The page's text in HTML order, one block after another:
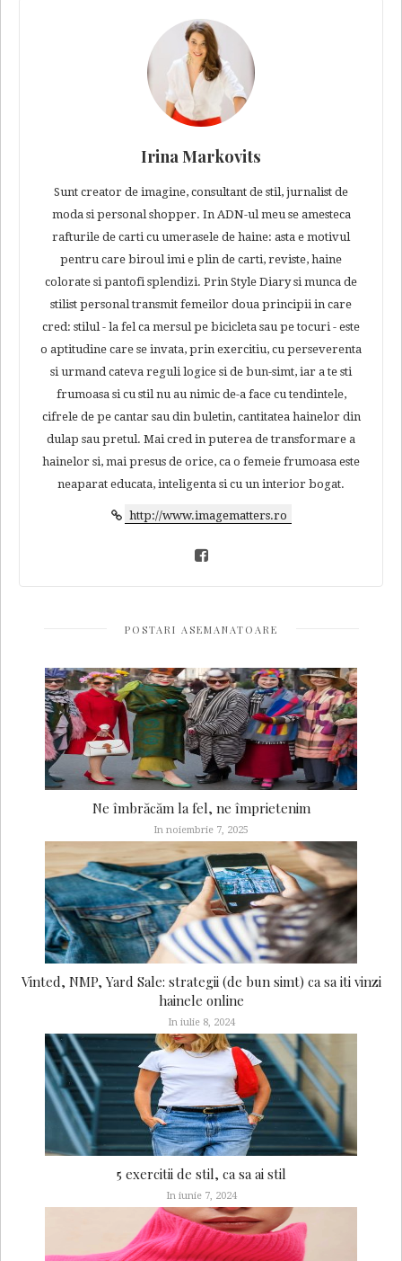
Irina Markovits
Sunt creator de imagine, consultant de stil, jurnalist de
moda si personal shopper. In ADN-ul meu se amesteca
rafturile de carti cu umerasele de haine: asta e motivul
pentru care biroul imi e plin de carti, reviste, haine
colorate si pantofi splendizi. Prin Style Diary si munca de
stilist personal transmit femeilor doua principii in care
cred: stilul - la fel ca mersul pe bicicleta sau pe tocuri - este
o aptitudine care se invata, prin exercitiu, cu perseverenta
si urmand cateva reguli logice si de bun-simt, iar a te sti
frumoasa si cu stil nu au nimic de-a face cu tendintele,
cifrele de pe cantar sau din buletin, cantitatea hainelor din
dulap sau pretul. Mai cred in puterea de transformare a
hainelor si, mai presus de orice, ca o femeie frumoasa este
neaparat educata, inteligenta si cu un interior bogat.
http://www.imagematters.ro
POSTARI ASEMANATOARE
Ne îmbrăcăm la fel, ne împrietenim
In noiembrie 7, 2025
Vinted, NMP, Yard Sale: strategii (de bun simt) ca sa iti vinzi
hainele online
In iulie 8, 2024
5 exercitii de stil, ca sa ai stil
In iunie 7, 2024